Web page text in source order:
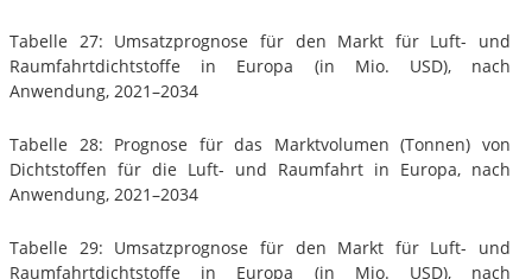
Tabelle 27: Umsatzprognose für den Markt für Luft- und
Raumfahrtdichtstoffe in Europa (in Mio. USD), nach
Anwendung, 2021–2034
Tabelle 28: Prognose für das Marktvolumen (Tonnen) von
Dichtstoffen für die Luft- und Raumfahrt in Europa, nach
Anwendung, 2021–2034
Tabelle 29: Umsatzprognose für den Markt für Luft- und
Raumfahrtdichtstoffe in Europa (in Mio. USD), nach